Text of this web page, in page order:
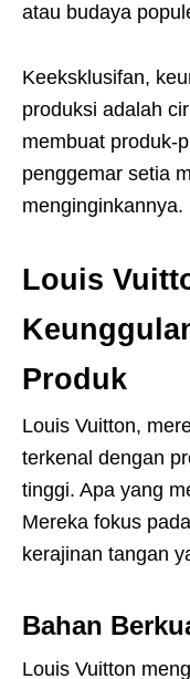
atau budaya
Keeksklusifan,
produksi adalah
membuat produk-
penggemar setia
menginginkannya.
Louis
Produk
Louis Vuitton,
terkenal dengan
tinggi. Apa yang
Mereka fokus
kerajinan tangan
Bahan
Louis Vuitton